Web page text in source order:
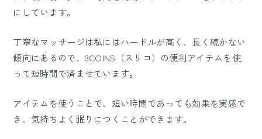
にしています。
丁寧なマッサージは私にはハードルが高く、長く続かない
傾向にあるので、3COINS（スリコ）の便利アイテムを使
って短時間で済ませています。
アイテムを使うことで、短い時間であっても効果を実感で
き、気持ちよく眠りにつくことができます。